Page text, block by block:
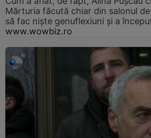
Mărturia făcută chiar din salonul
să fac niște genuflexiuni și a
www.wowbiz.ro